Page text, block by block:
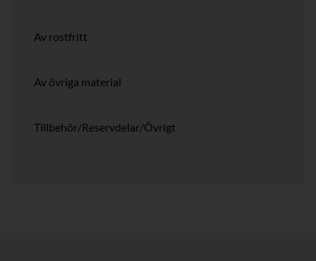
Av rostfritt
Av övriga material
Tillbehör/Reservdelar/Övrigt